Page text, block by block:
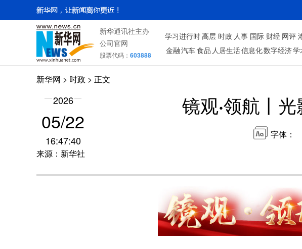
新华通讯社主办
公司官网
股票代码： 603888
学习进行时 高层 时政 人事 国际 财经 网评
金融 汽车 食品 人居生活信息化数字经济学
新华网 > 时政 > 正文
2026
05/22
16:47:40
来源：新华社
镜观·领航丨
字体：